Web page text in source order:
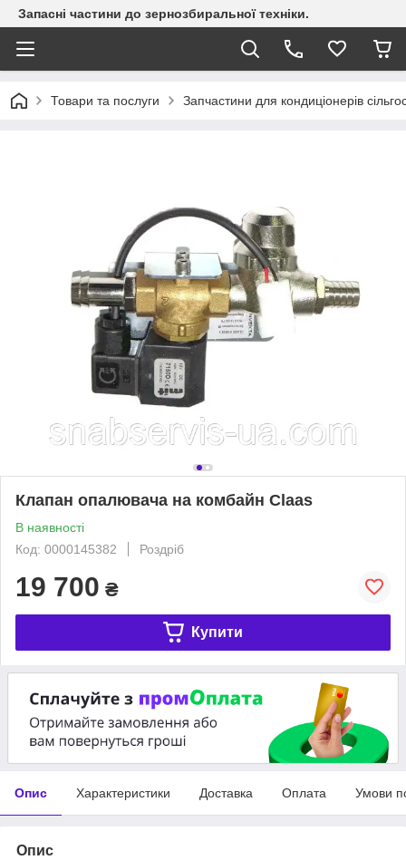
Запасні частини до зернозбиральної техніки.
Товари та послуги Запчастини для кондиціонерів
Клапан опалювача на комбайн Claas
В наявності
Код: 0000145382
Роздріб
19 700 ₴
Купити
Опис Характеристики Доставка Оплата Умови
Опис